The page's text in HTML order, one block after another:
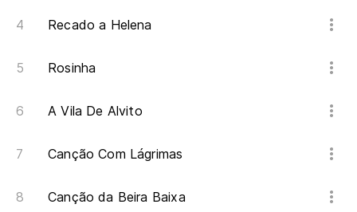
Recado a Helena
Rosinha
A Vila De Alvito
Canção Com Lágrimas
Canção da Beira Baixa